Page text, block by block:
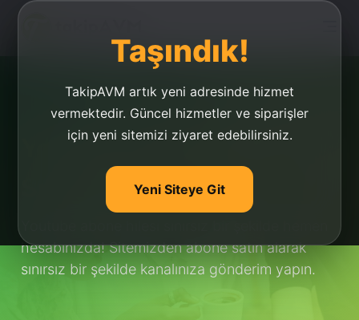
Taşındık!
TakipAVM artık yeni adresinde hizmet
vermektedir. Güncel hizmetler ve siparişler
için yeni sitemizi ziyaret edebilirsiniz.
Yeni Siteye Git
Youtube Abone Hilesi
hesabınızda! Sitemizden abone satın alarak
sınırsız bir şekilde kanalınıza gönderim yapın.